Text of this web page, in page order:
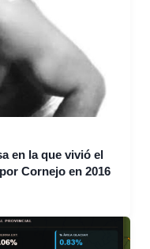
en la que vivió el
Cornejo en 2016